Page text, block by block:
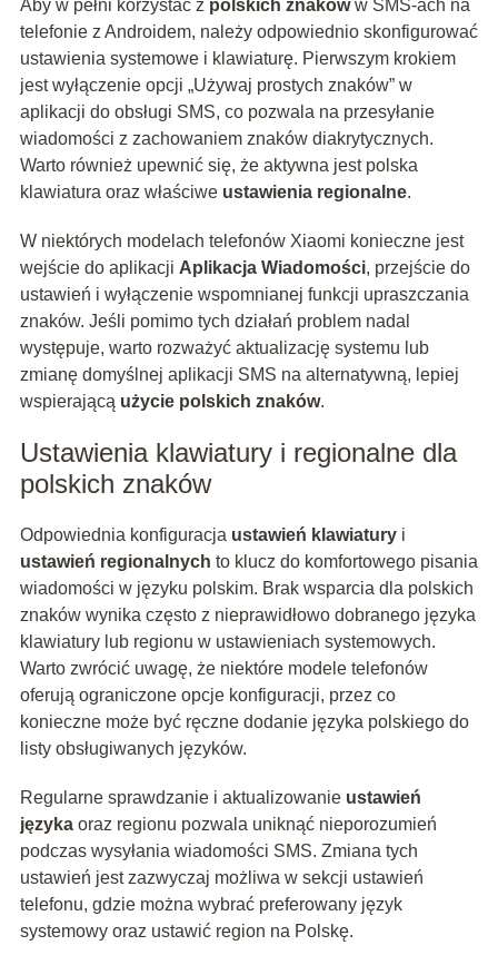
Aby w pełni korzystać z polskich znakóww SMS-ach na
telefonie z Androidem, należy odpowiednio skonfigurować
ustawienia systemowe i klawiaturę. Pierwszym krokiem
jest wyłączenie opcji „Używaj prostych znaków” w
aplikacji do obsługi SMS, co pozwala na przesyłanie
wiadomości z zachowaniem znaków diakrytycznych.
Warto również upewnić się, że aktywna jest polska
klawiatura oraz właściwe ustawienia regionalne.
W niektórych modelach telefonów Xiaomi konieczne jest
wejście do aplikacji Aplikacja Wiadomości, przejście do
ustawień i wyłączenie wspomnianej funkcji upraszczania
znaków. Jeśli pomimo tych działań problem nadal
występuje, warto rozważyć aktualizację systemu lub
zmianę domyślnej aplikacji SMS na alternatywną, lepiej
wspierającą użycie polskich znaków.
Ustawienia klawiatury i regionalne dla
polskich znaków
Odpowiednia konfiguracja ustawień klawiaturyi
ustawień regionalnych to klucz do komfortowego pisania
wiadomości w języku polskim. Brak wsparcia dla polskich
znaków wynika często z nieprawidłowo dobranego języka
klawiatury lub regionu w ustawieniach systemowych.
Warto zwrócić uwagę, że niektóre modele telefonów
oferują ograniczone opcje konfiguracji, przez co
konieczne może być ręczne dodanie języka polskiego do
listy obsługiwanych języków.
Regularne sprawdzanie i aktualizowanie ustawień
językaoraz regionu pozwala uniknąć nieporozumień
podczas wysyłania wiadomości SMS. Zmiana tych
ustawień jest zazwyczaj możliwa w sekcji ustawień
telefonu, gdzie można wybrać preferowany język
systemowy oraz ustawić region na Polskę.